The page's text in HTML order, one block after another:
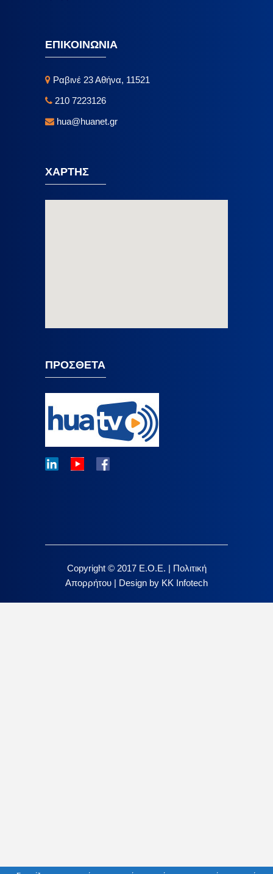
ΕΠΙΚΟΙΝΩΝΙΑ
Ραβινέ 23 Αθήνα, 11521
210 7223126
hua@huanet.gr
ΧΑΡΤΗΣ
ΠΡΟΣΘΕΤΑ
Copyright © 2017 E.O.E. | Πολιτική
Απορρήτου | Design by KK Infotech